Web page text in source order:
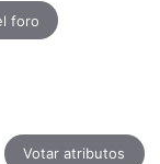
foro
Votar atributos